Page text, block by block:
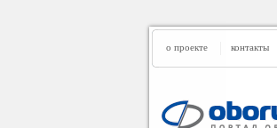
о проекте контакты